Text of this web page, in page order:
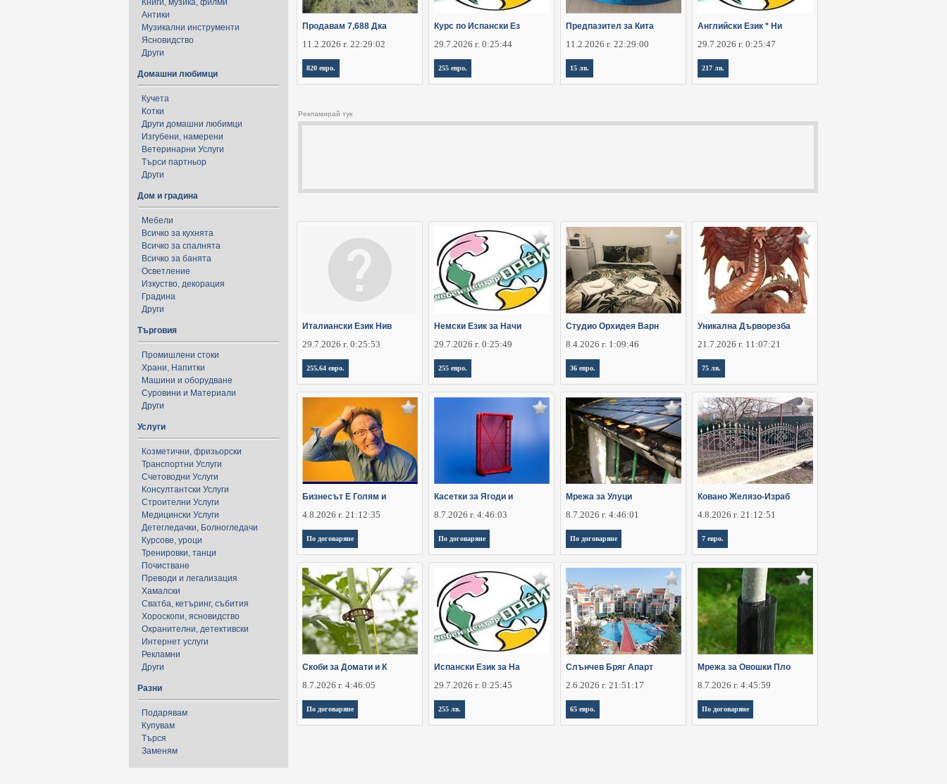
Книги, музика, филми
Антики
Музикални инструменти
Ясновидство
Други
Домашни любимци
Кучета
Котки
Други домашни любимци
Изгубени, намерени
Ветеринарни Услуги
Търси партньор
Други
Дом и градина
Мебели
Всичко за кухнята
Всичко за спалнята
Всичко за банята
Осветление
Изкуство, декорация
Градина
Други
Търговия
Промишлени стоки
Храни, Напитки
Машини и оборудване
Суровини и Материали
Други
Услуги
Козметични, фризьорски
Транспортни Услуги
Счетоводни Услуги
Консултантски Услуги
Строителни Услуги
Медицински Услуги
Детегледачки, Болногледачи
Курсове, уроци
Тренировки, танци
Почистване
Преводи и легализация
Хамалски
Сватба, кетъринг, събития
Хороскопи, ясновидство
Охранителни, детективски
Интернет услуги
Рекламни
Други
Разни
Подарявам
Купувам
Търся
Заменям
Продавам 7,688 Дка
11.2.2026 г. 22:29:02
820 евро.
Курс по Испански Ез
29.7.2026 г. 0:25:44
255 евро.
Предпазител за Кита
11.2.2026 г. 22:29:00
15 лв.
Английски Език * Ни
29.7.2026 г. 0:25:47
217 лв.
Рекламирай тук
Италиански Език Нив
29.7.2026 г. 0:25:53
255,64 евро.
Немски Език за Начи
29.7.2026 г. 0:25:49
255 евро.
Студио Орхидея Варн
8.4.2026 г. 1:09:46
36 евро.
Уникална Дърворезба
21.7.2026 г. 11:07:21
75 лв.
Бизнесът Е Голям и
4.8.2026 г. 21:12:35
По договаряне
Касетки за Ягоди и
8.7.2026 г. 4:46:03
По договаряне
Мрежа за Улуци
8.7.2026 г. 4:46:01
По договаряне
Ковано Желязо-Израб
4.8.2026 г. 21:12:51
7 евро.
Скоби за Домати и К
8.7.2026 г. 4:46:05
По договаряне
Испански Език за На
29.7.2026 г. 0:25:45
255 лв.
Слънчев Бряг Апарт
2.6.2026 г. 21:51:17
65 евро.
Мрежа за Овошки Пло
8.7.2026 г. 4:45:59
По договаряне